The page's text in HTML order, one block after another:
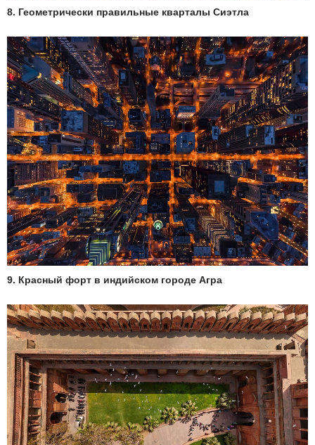
8. Геометрически правильные кварталы Сиэтла
9. Красный форт в индийском городе Агра